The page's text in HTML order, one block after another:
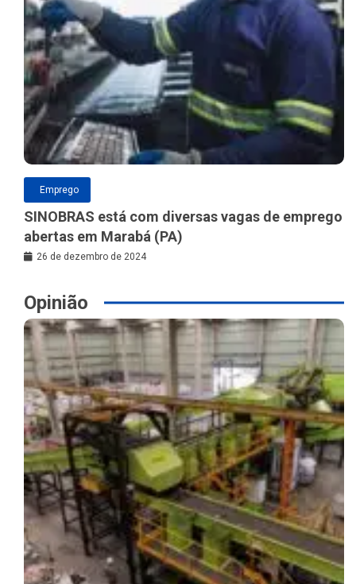
Emprego
SINOBRAS está com diversas vagas de emprego
abertas em Marabá (PA)
26 de dezembro de 2024
Opinião